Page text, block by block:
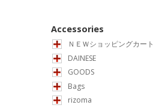
Accessories
ＮＥＷショッピングカート
DAINESE
GOODS
Bags
rizoma